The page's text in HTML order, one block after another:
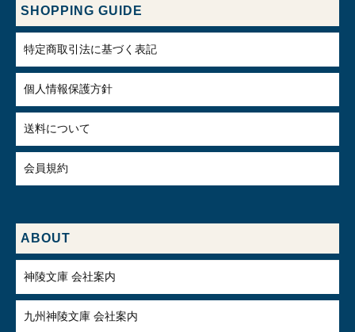
SHOPPING GUIDE
特定商取引法に基づく表記
個人情報保護方針
送料について
会員規約
ABOUT
神陵文庫 会社案内
九州神陵文庫 会社案内